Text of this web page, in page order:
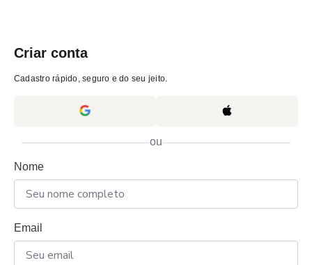
Criar conta
Cadastro rápido, seguro e do seu jeito.
ou
Nome
Email